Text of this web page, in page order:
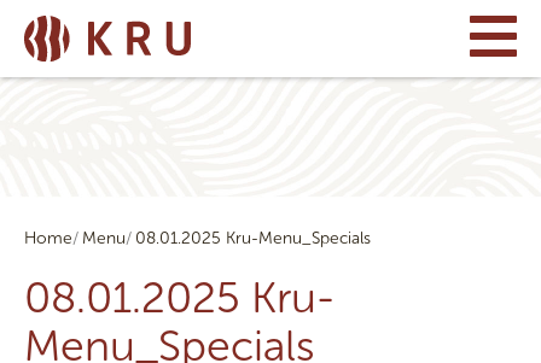
Home Menu 08.01.2025 Kru-Menu_Specials
08.01.2025 Kru-
Menu_Specials